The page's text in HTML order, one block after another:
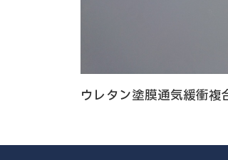
ウレタン塗膜通気緩衝複